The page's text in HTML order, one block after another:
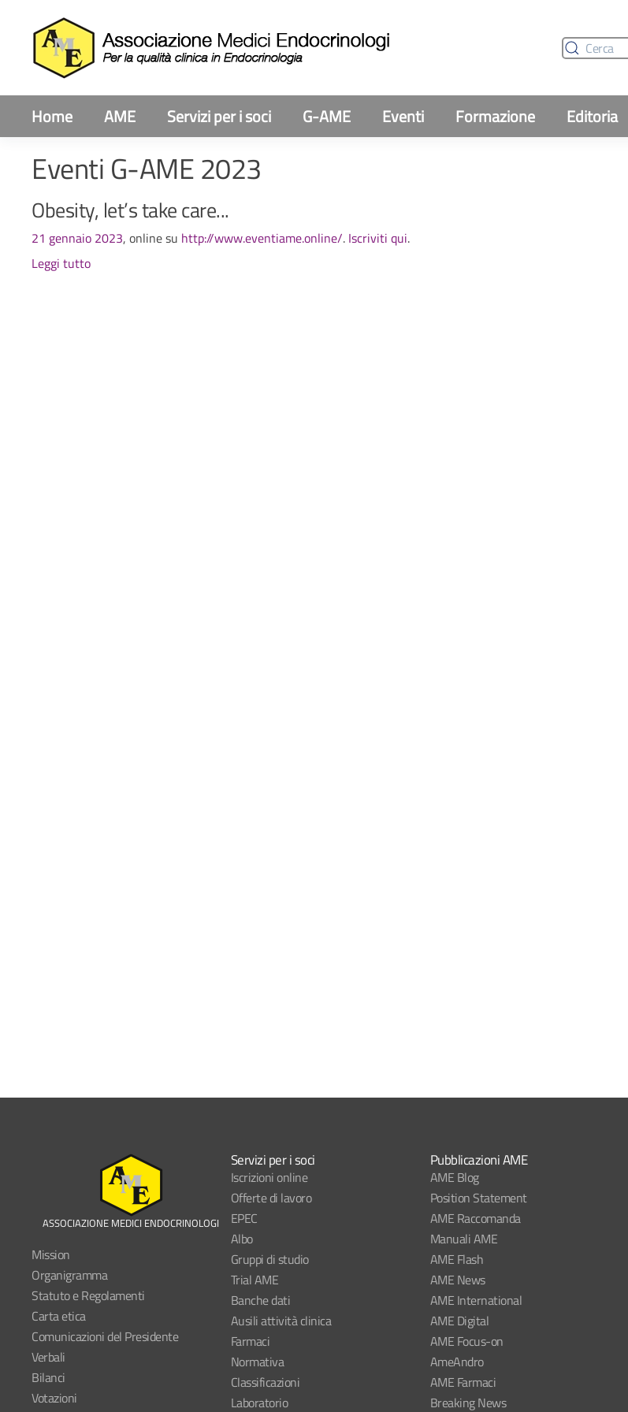
Home AME Servizi per i soci G-AME Eventi Formazione Editoria
Eventi G-AME 2023
Obesity, let’s take care...
21 gennaio 2023, online su http://www.eventiame.online/. Iscriviti qui.
Leggi tutto
ASSOCIAZIONE MEDICI ENDOCRINOLOGI
Mission
Organigramma
Statuto e Regolamenti
Carta etica
Comunicazioni del Presidente
Verbali
Bilanci
Votazioni
Servizi per i soci
Iscrizioni online
Offerte di lavoro
EPEC
Albo
Gruppi di studio
Trial AME
Banche dati
Ausili attività clinica
Farmaci
Normativa
Classificazioni
Laboratorio
Pubblicazioni AME
AME Blog
Position Statement
AME Raccomanda
Manuali AME
AME Flash
AME News
AME International
AME Digital
AME Focus-on
AmeAndro
AME Farmaci
Breaking News